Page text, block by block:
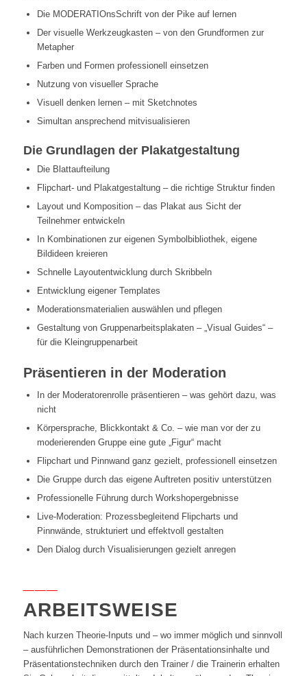
Die MODERATIOnsSchrift von der Pike auf lernen
Der visuelle Werkzeugkasten – von den Grundformen zur
Metapher
Farben und Formen professionell einsetzen
Nutzung von visueller Sprache
Visuell denken lernen – mit Sketchnotes
Simultan ansprechend mitvisualisieren
Die Grundlagen der Plakatgestaltung
Die Blattaufteilung
Flipchart- und Plakatgestaltung – die richtige Struktur finden
Layout und Komposition – das Plakat aus Sicht der
Teilnehmer entwickeln
In Kombinationen zur eigenen Symbolbibliothek, eigene
Bildideen kreieren
Schnelle Layoutentwicklung durch Skribbeln
Entwicklung eigener Templates
Moderationsmaterialien auswählen und pflegen
Gestaltung von Gruppenarbeitsplakaten – „Visual Guides“ –
für die Kleingruppenarbeit
Präsentieren in der Moderation
In der Moderatorenrolle präsentieren – was gehört dazu, was
nicht
Körpersprache, Blickkontakt & Co. – wie man vor der zu
moderierenden Gruppe eine gute „Figur“ macht
Flipchart und Pinnwand ganz gezielt, professionell einsetzen
Die Gruppe durch das eigene Auftreten positiv unterstützen
Professionelle Führung durch Workshopergebnisse
Live-Moderation: Prozessbegleitend Flipcharts und
Pinnwände, strukturiert und effektvoll gestalten
Den Dialog durch Visualisierungen gezielt anregen
ARBEITSWEISE
Nach kurzen Theorie-Inputs und – wo immer möglich und sinnvoll
– ausführlichen Demonstrationen der Präsentationsinhalte und
Präsentationstechniken durch den Trainer / die Trainerin erhalten